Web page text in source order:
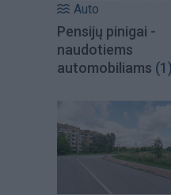
Auto
Pensijų pinigai -
naudotiems
automobiliams (1)